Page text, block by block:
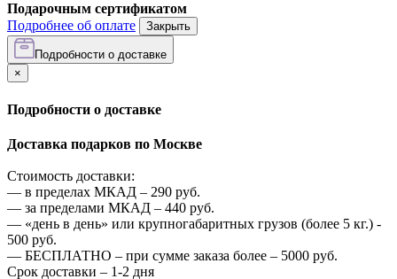
Подарочным сертификатом
Подробнее об оплате
Закрыть
Подробности о доставке
×
Подробности о доставке
Доставка подарков по Москве
Стоимость доставки:
— в пределах МКАД – 290 руб.
— за пределами МКАД – 440 руб.
— «день в день» или крупногабаритных грузов (более 5 кг.) -
500 руб.
— БЕСПЛАТНО – при сумме заказа более – 5000 руб.
Срок доставки – 1-2 дня